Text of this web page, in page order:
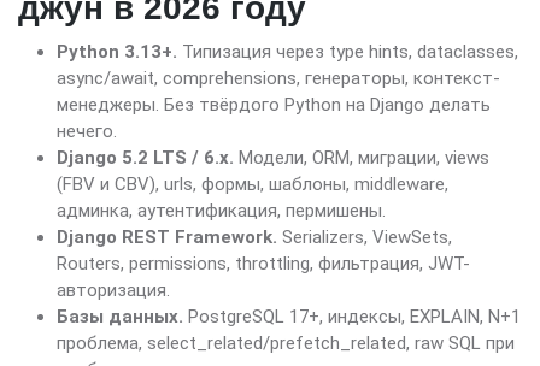
джун в 2026 году
Python 3.13+. Типизация через type hints, dataclasses,
async/await, comprehensions, генераторы, контекст-
менеджеры. Без твёрдого Python на Django делать
нечего.
Django 5.2 LTS / 6.x. Модели, ORM, миграции, views
(FBV и CBV), urls, формы, шаблоны, middleware,
админка, аутентификация, пермишены.
Django REST Framework. Serializers, ViewSets,
Routers, permissions, throttling, фильтрация, JWT-
авторизация.
Базы данных. PostgreSQL 17+, индексы, EXPLAIN, N+1
проблема, select_related/prefetch_related, raw SQL при